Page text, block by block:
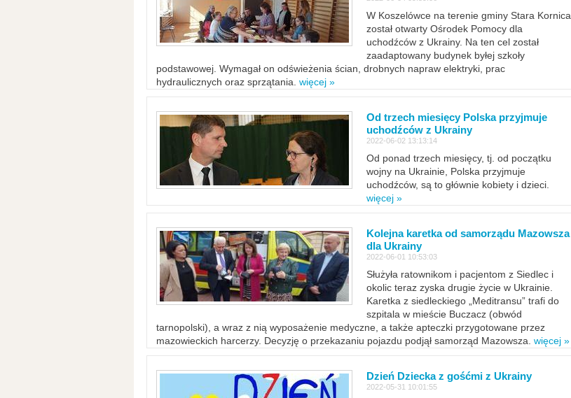
W Koszelówce na terenie gminy Stara Kornica
został otwarty Ośrodek Pomocy dla
uchodźców z Ukrainy. Na ten cel został
zaadaptowany budynek byłej szkoły
podstawowej. Wymagał on odświeżenia ścian, drobnych napraw elektryki, prac
hydraulicznych oraz sprzątania. więcej »
Od trzech miesięcy Polska przyjmuje
uchodźców z Ukrainy
2022-06-02 13:13:14
Od ponad trzech miesięcy, tj. od początku
wojny na Ukrainie, Polska przyjmuje
uchodźców, są to głównie kobiety i dzieci.
więcej »
Kolejna karetka od samorządu Mazowsza
dla Ukrainy
2022-06-01 10:53:03
Służyła ratownikom i pacjentom z Siedlec i
okolic teraz zyska drugie życie w Ukrainie.
Karetka z siedleckiego „Meditransu” trafi do
szpitala w mieście Buczacz (obwód
tarnopolski), a wraz z nią wyposażenie medyczne, a także apteczki przygotowane przez
mazowieckich harcerzy. Decyzję o przekazaniu pojazdu podjął samorząd Mazowsza. więcej »
Dzień Dziecka z gośćmi z Ukrainy
2022-05-31 10:01:55